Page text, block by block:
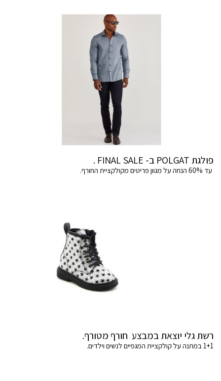
פולגת POLGAT ב- FINAL SALE .
עד 60% הנחה על מגוון פריטים מקולקציית החורף.
רשת גלי יוצאת במבצע חורף מטורף.
1+1 במתנה על קולקציית המגפיים לנשים וילדים.